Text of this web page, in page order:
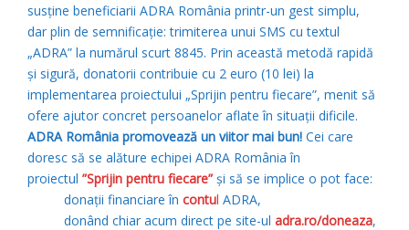
susține beneficiarii ADRA România printr-un gest simplu,
dar plin de semnificație: trimiterea unui SMS cu textul
„ADRA” la numărul scurt 8845. Prin această metodă rapidă
și sigură, donatorii contribuie cu 2 euro (10 lei) la
implementarea proiectului „Sprijin pentru fiecare”, menit să
ofere ajutor concret persoanelor aflate în situații dificile.
ADRA România promovează un viitor mai bun! Cei care
doresc să se alăture echipei ADRA România în
proiectul ”Sprijin pentru fiecare” și să se implice o pot face:
donații financiare în contul ADRA,
donând chiar acum direct pe site-ul adra.ro/doneaza,